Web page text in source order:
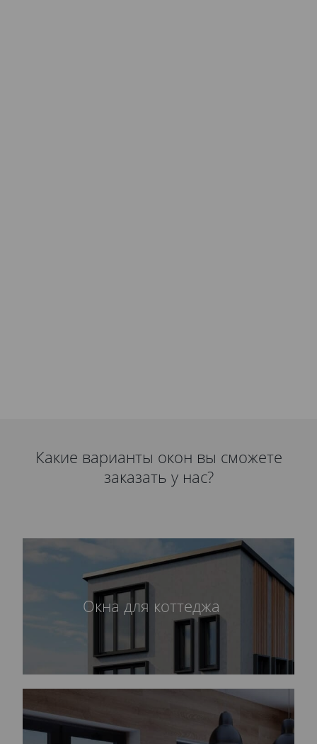
Какие варианты окон вы сможете
заказать у нас?
Окна для коттеджа